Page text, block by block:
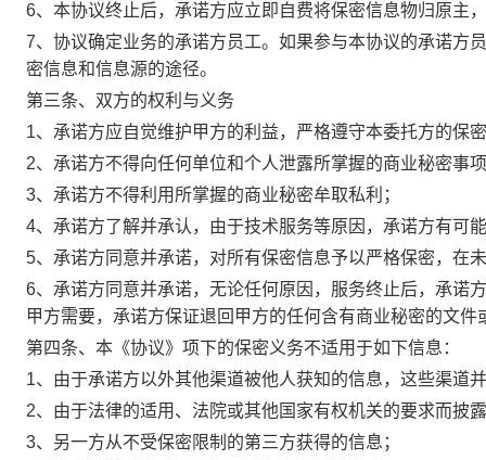
6、本协议终止后，承诺方应立即自费将保密信息物归原主
7、协议确定业务的承诺方员工。如果参与本协议的承诺方
密信息和信息源的途径。
第三条、双方的权利与义务
1、承诺方应自觉维护甲方的利益，严格遵守本委托方的保
2、承诺方不得向任何单位和个人泄露所掌握的商业秘密事
3、承诺方不得利用所掌握的商业秘密牟取私利；
4、承诺方了解并承认，由于技术服务等原因，承诺方有可
5、承诺方同意并承诺，对所有保密信息予以严格保密，在
6、承诺方同意并承诺，无论任何原因，服务终止后，承诺
甲方需要，承诺方保证退回甲方的任何含有商业秘密的文件
第四条、本《协议》项下的保密义务不适用于如下信息：
1、由于承诺方以外其他渠道被他人获知的信息，这些渠道
2、由于法律的适用、法院或其他国家有权机关的要求而披
3、另一方从不受保密限制的第三方获得的信息；